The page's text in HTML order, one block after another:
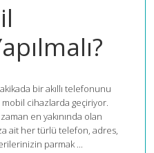
bir akıllı telefonunu
cihazlarda geçiriyor.
en yakınında olan
ait her türlü telefon, adres,
parmak ...